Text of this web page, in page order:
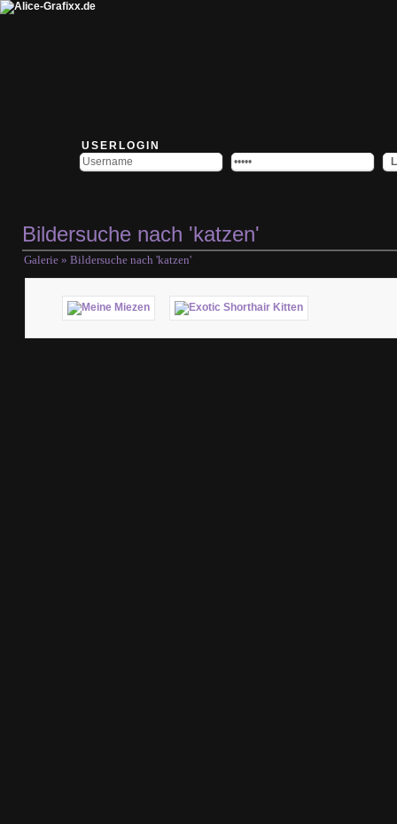
USERLOGIN
Bildersuche nach 'katzen'
Galerie » Bildersuche nach 'katzen'